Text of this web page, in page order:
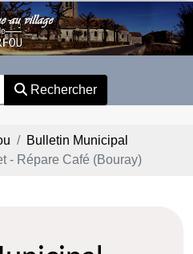
Rechercher
Bulletin Municipal
- Répare Café (Bouray)